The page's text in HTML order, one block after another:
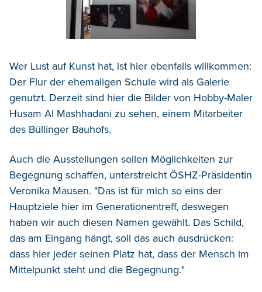
Wer Lust auf Kunst hat, ist hier ebenfalls willkommen:
Der Flur der ehemaligen Schule wird als Galerie
genutzt. Derzeit sind hier die Bilder von Hobby-Maler
Husam Al Mashhadani zu sehen, einem Mitarbeiter
des Büllinger Bauhofs.
Auch die Ausstellungen sollen Möglichkeiten zur
Begegnung schaffen, unterstreicht ÖSHZ-Präsidentin
Veronika Mausen. "Das ist für mich so eins der
Hauptziele hier im Generationentreff, deswegen
haben wir auch diesen Namen gewählt. Das Schild,
das am Eingang hängt, soll das auch ausdrücken:
dass hier jeder seinen Platz hat, dass der Mensch im
Mittelpunkt steht und die Begegnung."